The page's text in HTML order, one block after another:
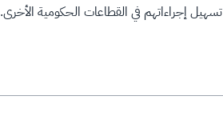
إجراءاتهم في القطاعات الحكومية الأخرى.